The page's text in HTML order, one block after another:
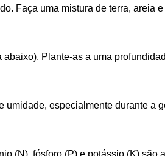
Faça uma mistura de terra, areia
Plante-as a uma
especialmente durante a
(N), fósforo (P) e potássio (K) são